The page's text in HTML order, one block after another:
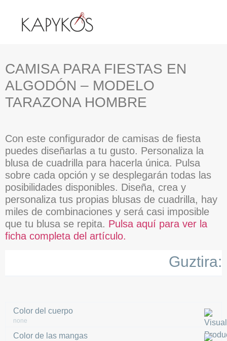
CAMISA PARA FIESTAS EN
ALGODÓN – MODELO
TARAZONA HOMBRE
Con este configurador de camisas de fiesta
puedes diseñarlas a tu gusto. Personaliza la
blusa de cuadrilla para hacerla única. Pulsa
sobre cada opción y se desplegarán todas las
posibilidades disponibles. Diseña, crea y
personaliza tus propias blusas de cuadrilla, hay
miles de combinaciones y será casi imposible
que tu blusa se repita. Pulsa aquí para ver la
ficha completa del artículo.
Color del cuerpo
none
Color de las mangas
Guztira: